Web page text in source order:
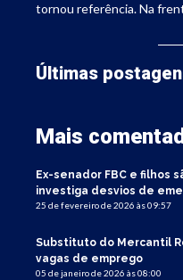
tornou referência. Na
Últimas
Mais
Ex-senador FBC e filhos
investiga desvios de
25 de fevereiro de 2026 às 09:57
Substituto do Mercantil
vagas de emprego
05 de janeiro de 2026 às 08:00